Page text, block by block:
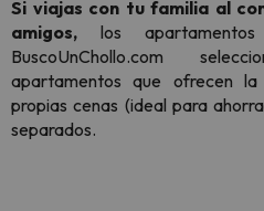
Si viajas con tu familia al
amigos, los
BuscoUnChollo.com
apartamentos que ofrecen
propias cenas (ideal para
separados.